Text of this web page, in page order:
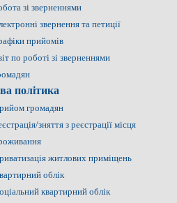
зі зверненнями
звернення та петиції
прийомів
по роботі зі зверненнями
політика
громадян
зняття з реєстрації місця
житлових приміщень
облік
квартирний облік